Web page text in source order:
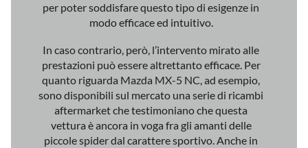
per poter soddisfare questo tipo di esigenze in
modo efficace ed intuitivo.
In caso contrario, però, l’intervento mirato alle
prestazioni può essere altrettanto efficace. Per
quanto riguarda Mazda MX-5 NC, ad esempio,
sono disponibili sul mercato una serie di ricambi
aftermarket che testimoniano che questa
vettura è ancora in voga fra gli amanti delle
piccole spider dal carattere sportivo. Anche in